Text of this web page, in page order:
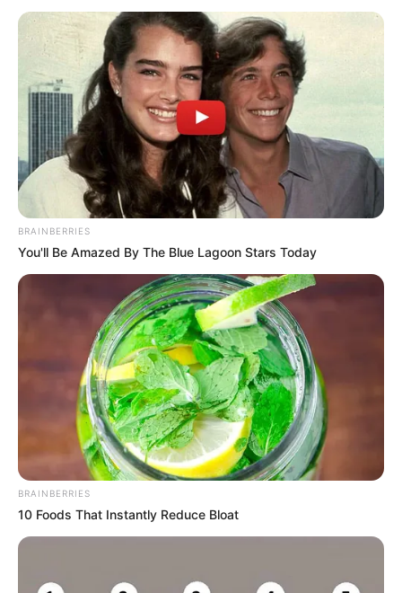
Links zu Angeboten für den Kindergeburtstag in
und um Hamburg:
HanseRock Hochseilgarten Hamburg - Bei uns im
HanseRock  dem Hochseilgarten mitten in Hamburg
 bekommst Du die Möglichkeit alleine, mit Deiner
Familie oder Deinen Freunden einmal um die Welt
zu klettern. Unsere fünf Parcours Amerika, Europa,
Kletterstationen und insgesamt 352 Metern
Seilrutschen eine Menge Kletterspaß. Dabei wird
Euch bestimmt nicht langweilig! Vor dem Klettern
bekommst Du eine professionelle Ausrüstung und
eine ausführliche Sicherheitseinweisung durch
unsere erfahrenen Guides. Während des Kletterns
bist Du immer gesichert. Die Guides haben Dich
ständig im Auge, sind jederzeit für Dich ansprechbar
und helfen Dir, wenn Du nicht mehr kannst.
Informationen unterwww.hanserock.de/ .
Eingetragen von Bea Brandl.
Indoortrampolinpark "Jumping Point" in Quickborn -
Ideal für Gruppenausflüge, Tagesbesucher und
Spannung warten auf die Gäste der 3.500 qm
BRAINBERRIES
You'll Be Amazed By The Blue Lagoon Stars Today
BRAINBERRIES
10 Foods That Instantly Reduce Bloat